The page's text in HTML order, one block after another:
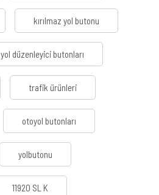
kırılmaz yol butonu
yol düzenleyici butonları
trafik ürünleri
otoyol butonları
yolbutonu
11920 SL K